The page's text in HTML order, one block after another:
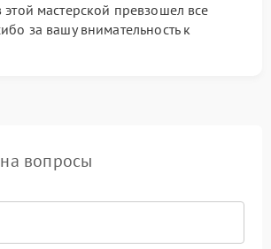
мастерской превзошел все
за вашу внимательность к
вопросы